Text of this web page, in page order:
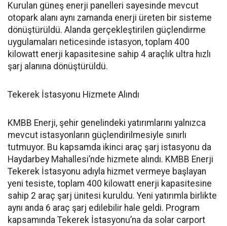
Kurulan güneş enerji panelleri sayesinde mevcut
otopark alanı aynı zamanda enerji üreten bir sisteme
dönüştürüldü. Alanda gerçekleştirilen güçlendirme
uygulamaları neticesinde istasyon, toplam 400
kilowatt enerji kapasitesine sahip 4 araçlık ultra hızlı
şarj alanına dönüştürüldü.
Tekerek İstasyonu Hizmete Alındı
KMBB Enerji, şehir genelindeki yatırımlarını yalnızca
mevcut istasyonların güçlendirilmesiyle sınırlı
tutmuyor. Bu kapsamda ikinci araç şarj istasyonu da
Haydarbey Mahallesi’nde hizmete alındı. KMBB Enerji
Tekerek İstasyonu adıyla hizmet vermeye başlayan
yeni tesiste, toplam 400 kilowatt enerji kapasitesine
sahip 2 araç şarj ünitesi kuruldu. Yeni yatırımla birlikte
aynı anda 6 araç şarj edilebilir hale geldi. Program
kapsamında Tekerek İstasyonu’na da solar carport